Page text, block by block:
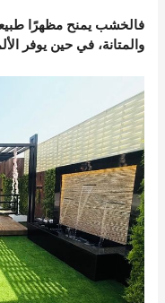
فالخشب يمنح مظهرًا طبيعيًا
والمتانة، في حين يوفر